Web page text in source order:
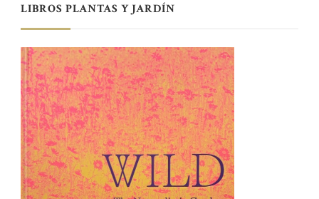
LIBROS PLANTAS Y JARDÍN